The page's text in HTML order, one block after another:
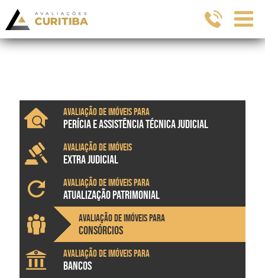
Avaliação de imóveis para
PERÍCIA E ASSISTÊNCIA TÉCNICA JUDICIAL
Avaliação de imóveis
EXTRA JUDICIAL
Avaliação de imóveis para
ATUALIZAÇÃO PATRIMONIAL
Avaliação de imóveis para
CONSÓRCIOS
Avaliação de imóveis para
BANCOS